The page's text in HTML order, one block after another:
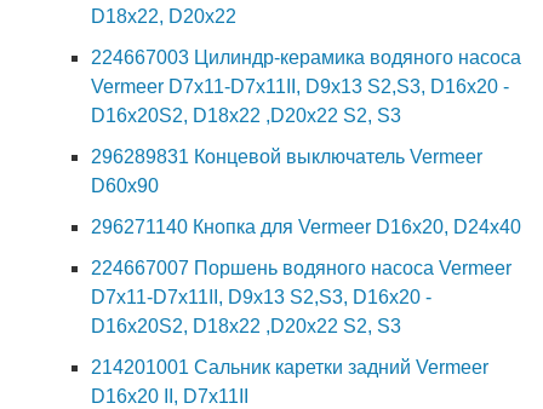
D18x22, D20x22
224667003 Цилиндр-керамика водяного насоса
Vermeer D7x11-D7x11II, D9x13 S2,S3, D16x20 -
D16x20S2, D18x22 ,D20x22 S2, S3
296289831 Концевой выключатель Vermeer
D60x90
296271140 Кнопка для Vermeer D16x20, D24x40
224667007 Поршень водяного насоса Vermeer
D7x11-D7x11II, D9x13 S2,S3, D16x20 -
D16x20S2, D18x22 ,D20x22 S2, S3
214201001 Сальник каретки задний Vermeer
D16x20 II, D7x11II